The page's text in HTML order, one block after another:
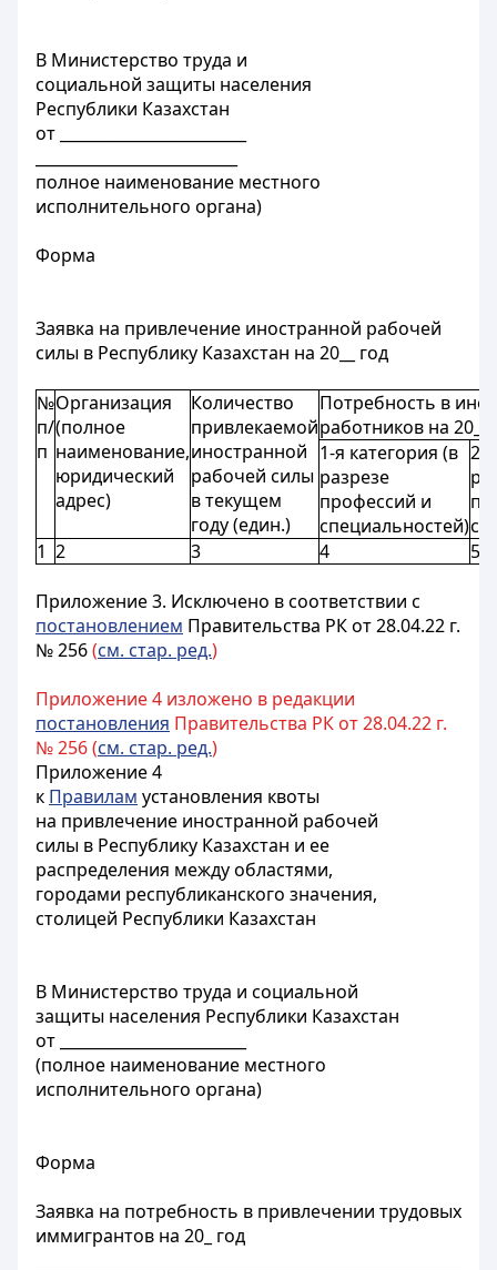
В Министерство труда и
социальной защиты населения
Республики Казахстан
от ________________________
полное наименование местного
исполнительного органа)
Форма
Заявка на привлечение иностранной рабочей
силы в Республику Казахстан на 20__ год
№
п/
п
Организация
(полное
наименование,
юридический
адрес)
Количество
привлекаемой
иностранной
рабочей силы
в текущем
году (един.)
Потребность в
работников на 20__
1-я категория (в
разрезе
профессий и
специальностей)
2-
1 2 3 4 5
Приложение3. Исключено в соответствии с
постановлением Правительства РК от 28.04.22 г.
№ 256(см. стар. ред.)
Приложение 4 изложено в редакции
постановления Правительства РК от 28.04.22 г.
№ 256 (см. стар. ред.)
Приложение 4
к Правилам установления квоты
на привлечение иностранной рабочей
силы в Республику Казахстан и ее
распределения между областями,
городами республиканского значения,
столицей Республики Казахстан
В Министерство труда и социальной
защиты населения Республики Казахстан
от ________________________
(полное наименование местного
исполнительного органа)
Форма
Заявка на потребность в привлечении трудовых
иммигрантов на 20_ год